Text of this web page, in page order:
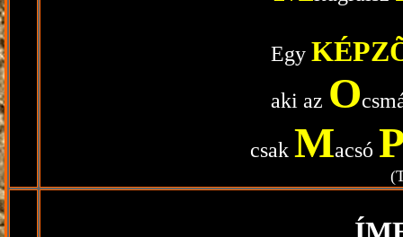
Egy
aki az O
csak Macsó